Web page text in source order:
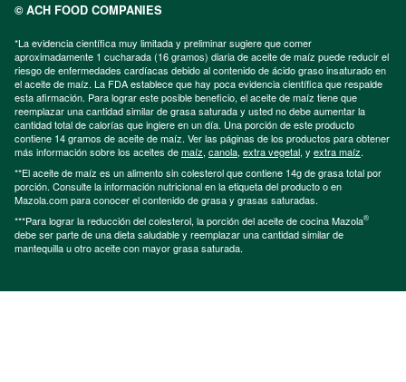
© ACH FOOD COMPANIES
*La evidencia científica muy limitada y preliminar sugiere que comer
aproximadamente 1 cucharada (16 gramos) diaria de aceite de maíz puede reducir el
riesgo de enfermedades cardíacas debido al contenido de ácido graso insaturado en
el aceite de maíz. La FDA establece que hay poca evidencia científica que respalde
esta afirmación. Para lograr este posible beneficio, el aceite de maíz tiene que
reemplazar una cantidad similar de grasa saturada y usted no debe aumentar la
cantidad total de calorías que ingiere en un día. Una porción de este producto
contiene 14 gramos de aceite de maíz. Ver las páginas de los productos para obtener
más información sobre los aceites demaíz, canola, extra vegetal, y extra maíz.
**El aceite de maíz es un alimento sin colesterol que contiene 14g de grasa total por
porción. Consulte la información nutricional en la etiqueta del producto o en
Mazola.com para conocer el contenido de grasa y grasas saturadas.
***Para lograr la reducción del colesterol, la porción del aceite de cocina Mazola®
debe ser parte de una dieta saludable y reemplazar una cantidad similar de
mantequilla u otro aceite con mayor grasa saturada.